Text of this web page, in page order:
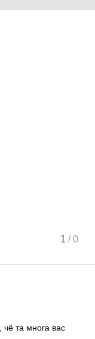
1 /0
та многа вас